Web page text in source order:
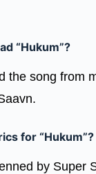
“Hukum”?
the song from
for “Hukum”?
by Super